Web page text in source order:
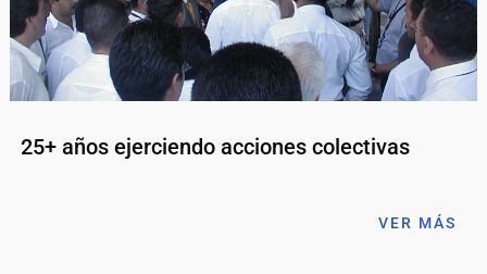
25+ años ejerciendo acciones colectivas
VER MÁS